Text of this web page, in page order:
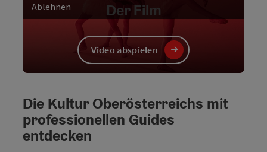
Der Film
Video abspielen
Ablehnen
Die Kultur Oberösterreichs mit
professionellen Guides
entdecken